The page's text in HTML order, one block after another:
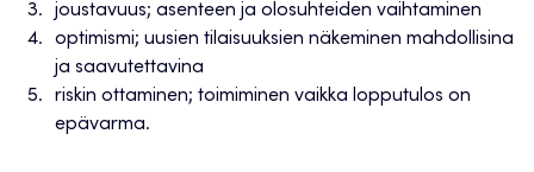
joustavuus; asenteen ja olosuhteiden vaihtaminen
optimismi; uusien tilaisuuksien näkeminen mahdollisina
ja saavutettavina
riskin ottaminen; toimiminen vaikka lopputulos on
epävarma.